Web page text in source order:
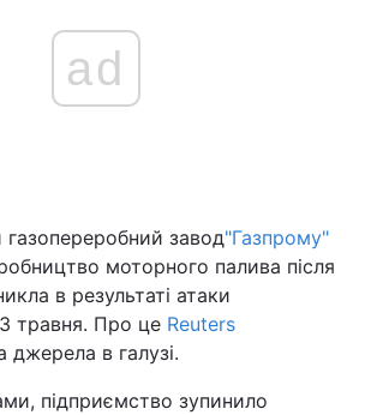
Війна
Політика
Світ
Наука
ad
завод"Газпрому"
моторного палива після
в результаті атаки
травня. Про це Reuters
джерела в галузі.
підприємство зупинило